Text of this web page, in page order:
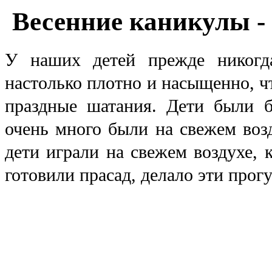
Весенние каникулы -
У наших детей прежде
настолько плотно и насыщенно,
праздные шатания. Дети были
очень много были на свежем
дети играли на свежем
готовили прасад, делало эти